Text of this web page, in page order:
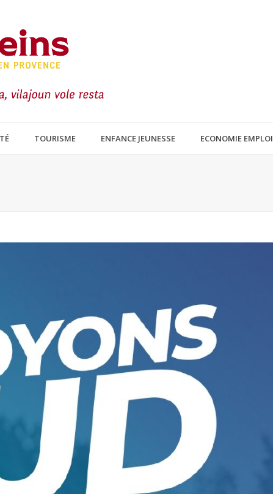
TOURISME ENFANCE JEUNESSE ECONOMIE EMPLOI